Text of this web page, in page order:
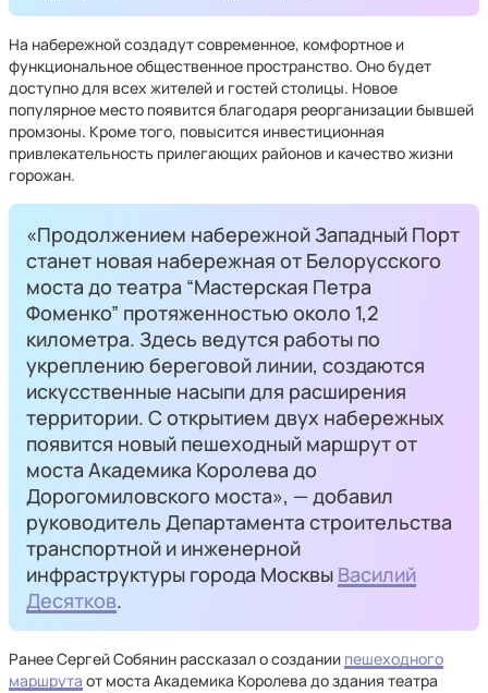
На набережной создадут современное, комфортное и
функциональное общественное пространство. Оно будет
доступно для всех жителей и гостей столицы. Новое
популярное место появится благодаря реорганизации бывшей
промзоны. Кроме того, повысится инвестиционная
привлекательность прилегающих районов и качество жизни
горожан.
«Продолжением набережной Западный Порт
станет новая набережная от Белорусского
моста до театра “Мастерская Петра
Фоменко” протяженностью около 1,2
километра. Здесь ведутся работы по
укреплению береговой линии, создаются
искусственные насыпи для расширения
территории. С открытием двух набережных
появится новый пешеходный маршрут от
моста Академика Королева до
Дорогомиловского моста», — добавил
руководитель Департамента строительства
транспортной и инженерной
инфраструктуры города Москвы Василий
Десятков.
Ранее Сергей Собянин рассказал о создании пешеходного
маршрута от моста Академика Королева до здания театра